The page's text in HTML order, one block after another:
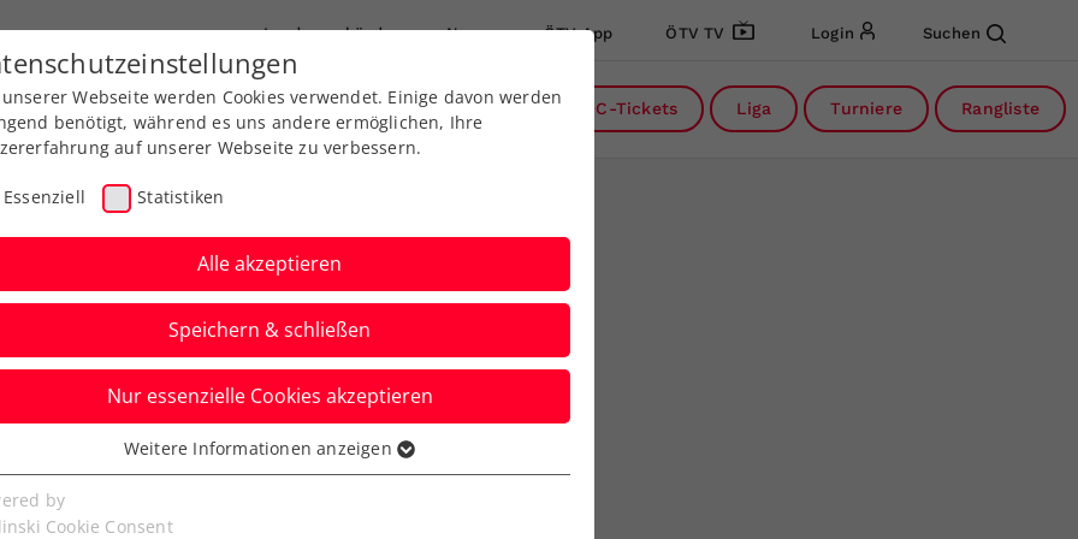
Landesverbände News ÖTV App ÖTV TV Login Suchen
Ausbildung Services Über uns DC-Tickets Liga Turniere Rangliste
80er, Fredi!
"Fredi" Schwab feiert seinen 80. Geburtstag.
Webseite werden Cookies verwendet. Einige davon werden
benötigt, während es uns andere ermöglichen, Ihre
auf unserer Webseite zu verbessern.
Essenziell Statistiken
Alle akzeptieren
Speichern & schließen
Nur essenzielle Cookies akzeptieren
Cookies werden für grundlegende Funktionen der
benötigt. Dadurch ist gewährleistet, dass die Webseite
Weitere Informationen anzeigen
by
Cookie Consent